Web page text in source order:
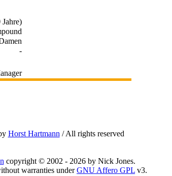
-
Horst Hartmann / All rights reserved
copyright © 2002 - 2026 by Nick Jones.
warranties underGNU Affero GPL v3.